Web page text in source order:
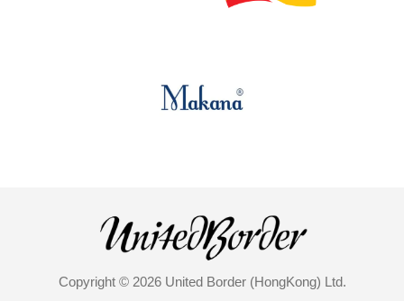
Copyright © 2026 United Border (HongKong) Ltd.